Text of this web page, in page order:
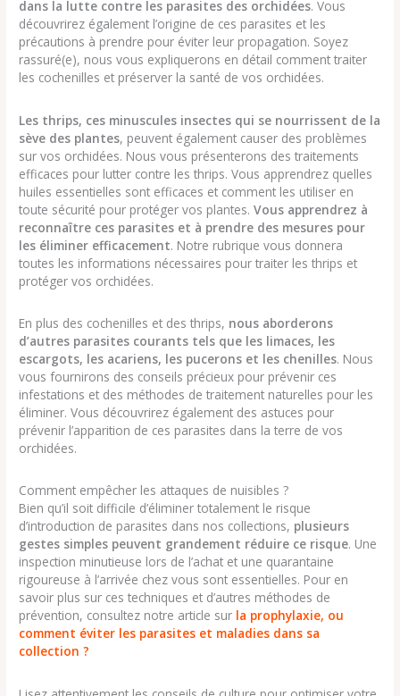
dans la lutte contre les parasites des orchidées. Vous
découvrirez également l’origine de ces parasites et les
précautions à prendre pour éviter leur propagation. Soyez
rassuré(e), nous vous expliquerons en détail comment traiter
les cochenilles et préserver la santé de vos orchidées.
Les thrips, ces minuscules insectes qui se nourrissent de la
sève des plantes, peuvent également causer des problèmes
sur vos orchidées. Nous vous présenterons des traitements
efficaces pour lutter contre les thrips. Vous apprendrez quelles
huiles essentielles sont efficaces et comment les utiliser en
toute sécurité pour protéger vos plantes.Vous apprendrez à
reconnaître ces parasites et à prendre des mesures pour
les éliminer efficacement. Notre rubrique vous donnera
toutes les informations nécessaires pour traiter les thrips et
protéger vos orchidées.
En plus des cochenilles et des thrips, nous aborderons
d’autres parasites courants tels que les limaces, les
escargots, les acariens, les pucerons et les chenilles. Nous
vous fournirons des conseils précieux pour prévenir ces
infestations et des méthodes de traitement naturelles pour les
éliminer. Vous découvrirez également des astuces pour
prévenir l’apparition de ces parasites dans la terre de vos
orchidées.
Comment empêcher les attaques de nuisibles ?
Bien qu’il soit difficile d’éliminer totalement le risque
d’introduction de parasites dans nos collections, plusieurs
gestes simples peuvent grandement réduire ce risque. Une
inspection minutieuse lors de l’achat et une quarantaine
rigoureuse à l’arrivée chez vous sont essentielles. Pour en
savoir plus sur ces techniques et d’autres méthodes de
prévention, consultez notre article sur la prophylaxie, ou
comment éviter les parasites et maladies dans sa
collection ?